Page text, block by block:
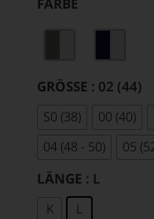
GRÖSSE : 02 (44)
S0 (38) 00 (40)
04 (48 - 50)
05
LÄNGE : L
K L